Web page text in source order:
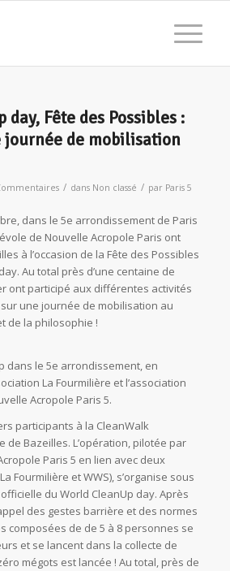
day, Fête des Possibles :
de mobilisation
/ dans Non classé / par Paris 5
dans le 5e arrondissement de Paris
de Nouvelle Acropole Paris ont
à l’occasion de la Fête des Possibles
Au total près d’une centaine de
ont participé aux différentes activités
une journée de mobilisation au
de la philosophie !
dans le 5e arrondissement, en
La Fourmilière et l’association
Acropole Paris 5.
participants à la CleanWalk
de Bazeilles. L’opération, pilotée par
Paris 5 en lien avec deux
Fourmilière et WWS), s’organise sous
du World CleanUp day. Après
des gestes barrière et des normes
composées de de 5 à 8 personnes se
et se lancent dans la collecte de
mégots est lancée ! Au total, près de